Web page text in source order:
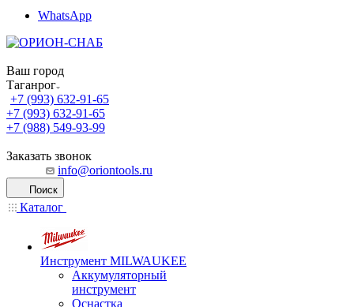
WhatsApp
Ваш город
Таганрог
+7 (993) 632-91-65
+7 (993) 632-91-65
+7 (988) 549-93-99
Заказать звонок
info@oriontools.ru
Поиск
Каталог
Инструмент MILWAUKEE
Аккумуляторный
инструмент
Оснастка